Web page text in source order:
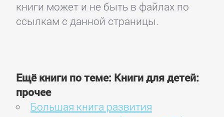
книги может и не быть в файлах по
ссылкам с данной страницы.
Ещё книги по теме: Книги для детей:
прочее
Большая книга развития